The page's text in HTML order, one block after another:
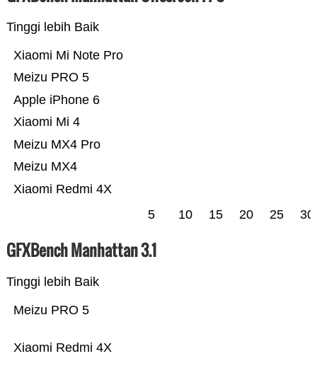
Tinggi lebih Baik
Xiaomi Redmi 4X
Meizu MX4
Meizu MX4 Pro
Xiaomi Mi 4
Apple iPhone 6
Meizu PRO 5
Xiaomi Mi Note Pro
5 10 15 20 25 30
GFXBench Manhattan 3.1
Tinggi lebih Baik
Xiaomi Redmi 4X
Meizu PRO 5